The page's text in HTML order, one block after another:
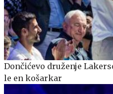
Dončićevo druženje
le en košarkar